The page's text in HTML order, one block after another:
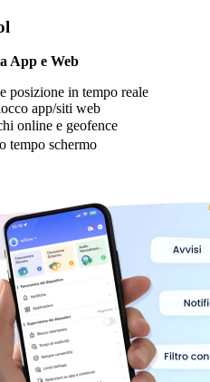
App e Web
posizione in tempo reale
app/siti web
online e geofence
tempo schermo